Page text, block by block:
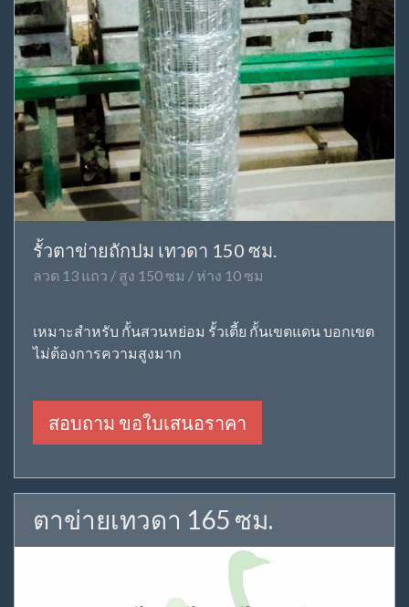
รั้วตาข่ายถักปม เทวดา 150 ซม.
ลวด 13 แถว / สูง 150 ซม / ห่าง 10 ซม
เหมาะสำหรับ กั้นสวนหย่อม รั้วเตี้ย กั้นเขตแดน บอกเขต
ไม่ต้องการความสูงมาก
สอบถาม ขอใบเสนอราคา
ตาข่ายเทวดา 165 ซม.